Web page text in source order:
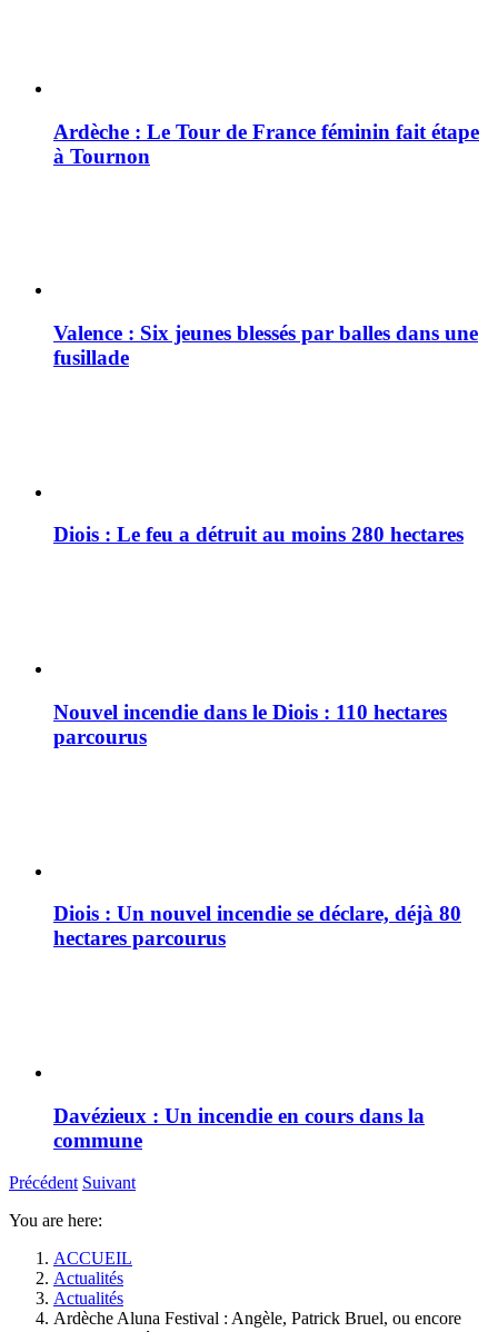
Ardèche : Le Tour de France féminin fait étape
à Tournon
Valence : Six jeunes blessés par balles dans une
fusillade
Diois : Le feu a détruit au moins 280 hectares
Nouvel incendie dans le Diois : 110 hectares
parcourus
Diois : Un nouvel incendie se déclare, déjà 80
hectares parcourus
Davézieux : Un incendie en cours dans la
commune
Précédent Suivant
You are here:
ACCUEIL
Actualités
Actualités
Ardèche Aluna Festival : Angèle, Patrick Bruel, ou encore